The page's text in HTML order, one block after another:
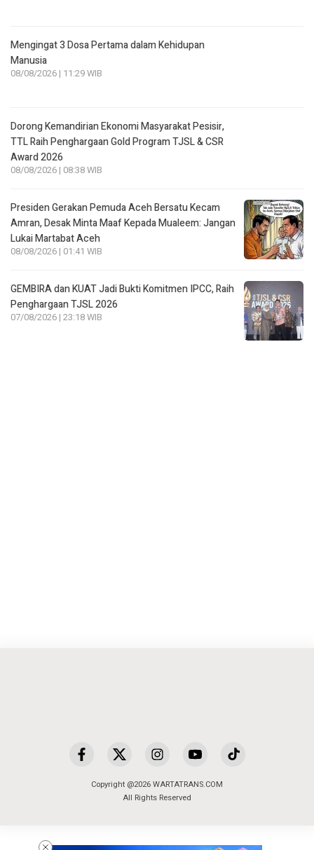
Mengingat 3 Dosa Pertama dalam Kehidupan
Manusia
08/08/2026 | 11:29 WIB
Dorong Kemandirian Ekonomi Masyarakat Pesisir,
TTL Raih Penghargaan Gold Program TJSL & CSR
Award 2026
08/08/2026 | 08:38 WIB
Presiden Gerakan Pemuda Aceh Bersatu Kecam
Amran, Desak Minta Maaf Kepada Mualeem: Jangan
Lukai Martabat Aceh
08/08/2026 | 01:41 WIB
GEMBIRA dan KUAT Jadi Bukti Komitmen IPCC, Raih
Penghargaan TJSL 2026
07/08/2026 | 23:18 WIB
Copyright @2026 WARTATRANS.COM
All Rights Reserved